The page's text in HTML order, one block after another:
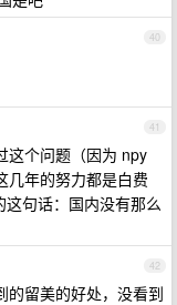
40
41
这个问题（因为 npy
几年的努力都是白费
句话：国内没有那么
42
的留美的好处，没看到